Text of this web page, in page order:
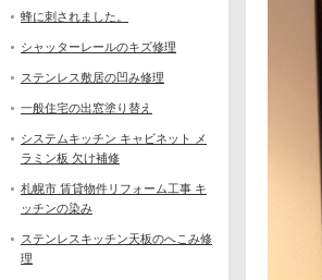
蜂に刺されました。
シャッターレールのキズ修理
ステンレス敷居の凹み修理
一般住宅の出窓塗り替え
システムキッチン キャビネット メ
ラミン板 欠け補修
札幌市 賃貸物件リフォーム工事 キ
ッチンの染み
ステンレスキッチン天板のへこみ修
理